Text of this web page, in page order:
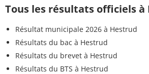
Tous les résultats officiels à
Résultat municipale 2026 à Hestrud
Résultats du bac à Hestrud
Résultats du brevet à Hestrud
Résultats du BTS à Hestrud